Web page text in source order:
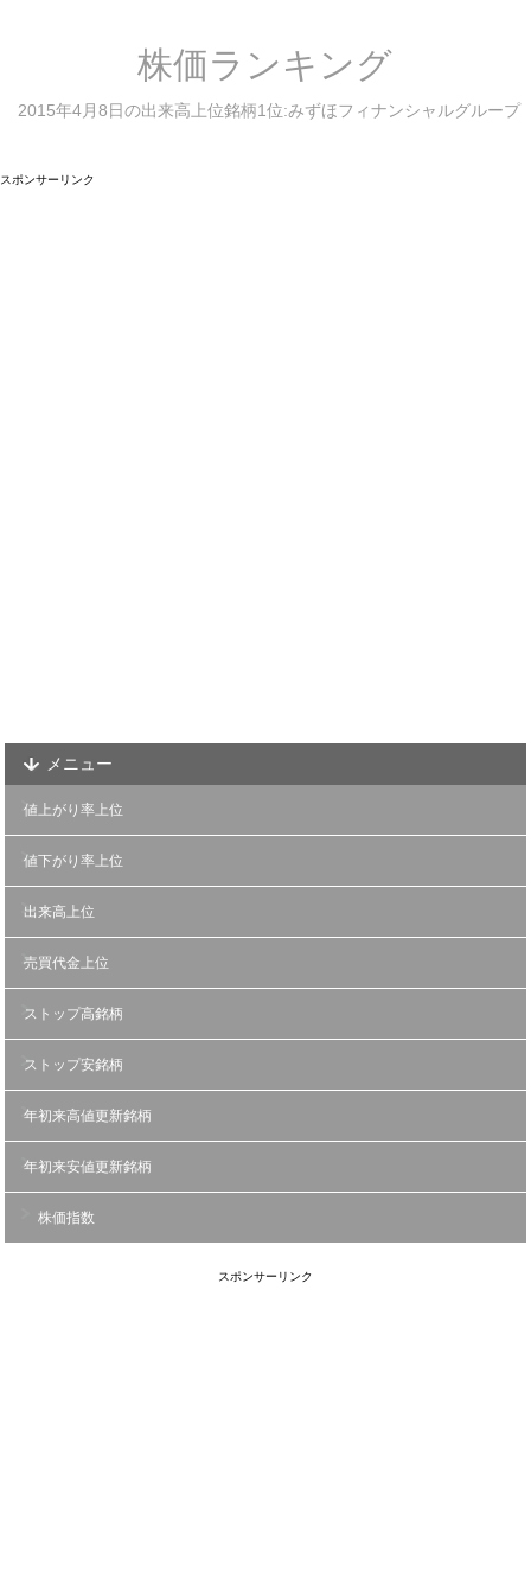
株価ランキング
2015年4月8日の出来高上位銘柄1位:みずほフィナンシャルグループ
スポンサーリンク
メニュー
値上がり率上位
値下がり率上位
出来高上位
売買代金上位
ストップ高銘柄
ストップ安銘柄
年初来高値更新銘柄
年初来安値更新銘柄
株価指数
スポンサーリンク